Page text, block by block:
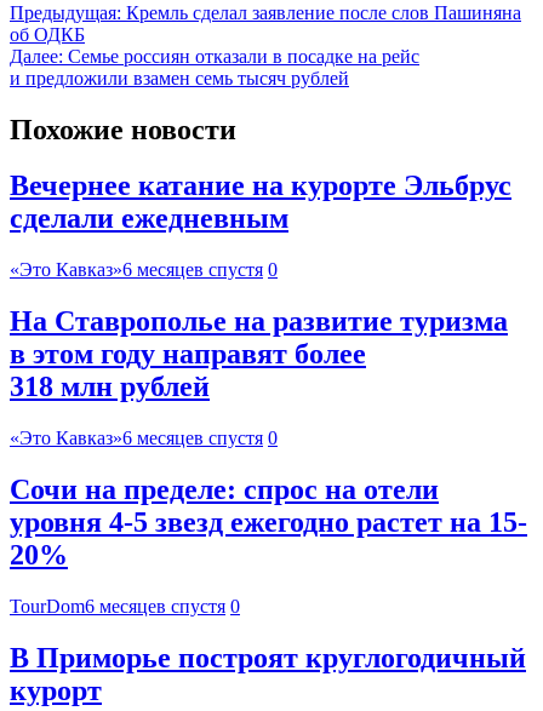
Предыдущая: Кремль сделал заявление после слов Пашиняна
об ОДКБ
Далее: Семье россиян отказали в посадке на рейс
и предложили взамен семь тысяч рублей
Похожие новости
Вечернее катание на курорте Эльбрус
сделали ежедневным
«Это Кавказ»6 месяцев спустя 0
На Ставрополье на развитие туризма
в этом году направят более
318 млн рублей
«Это Кавказ»6 месяцев спустя 0
Сочи на пределе: спрос на отели
уровня 4-5 звезд ежегодно растет на 15-
20%
TourDom6 месяцев спустя 0
В Приморье построят круглогодичный
курорт